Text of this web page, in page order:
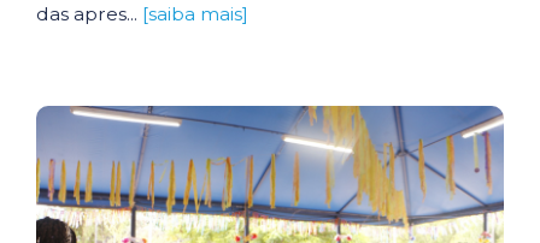
das apres... [saiba mais]